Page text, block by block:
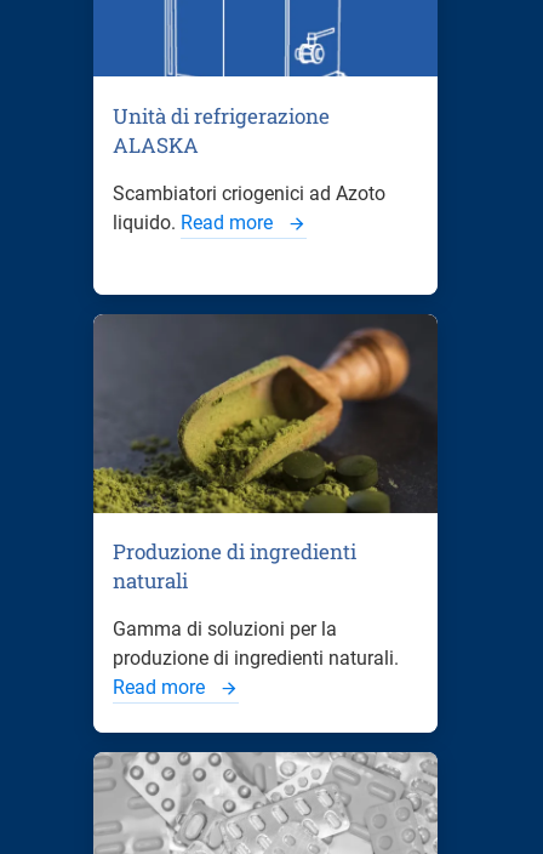
Unità di refrigerazione
ALASKA
Scambiatori criogenici ad Azoto
liquido. Read more
Produzione di ingredienti
naturali
Gamma di soluzioni per la
produzione di ingredienti naturali.
Read more